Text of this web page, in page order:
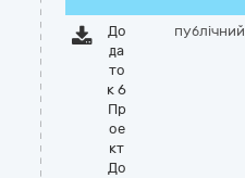
До
да
то
к 6
Пр
ое
кт
До
публічний